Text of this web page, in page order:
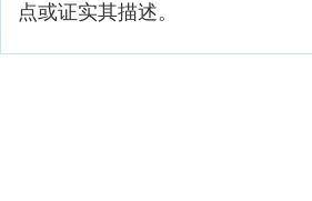
点或证实其描述。